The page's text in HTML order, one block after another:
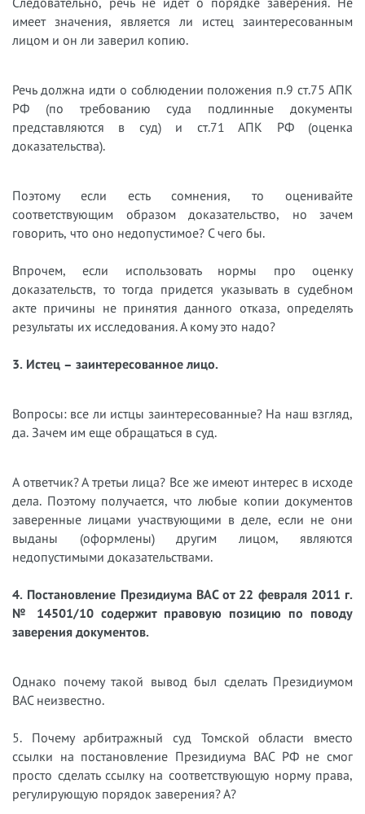
имеет значения, является ли истец заинтересованным
лицом и он ли заверил копию.
Речь должна идти о соблюдении положения п.9 ст.75 АПК
РФ (по требованию суда подлинные документы
представляются в суд) и ст.71 АПК РФ (оценка
доказательства).
Поэтому если есть сомнения, то оценивайте
соответствующим образом доказательство, но зачем
говорить, что оно недопустимое? С чего бы.
Впрочем, если использовать нормы про оценку
доказательств, то тогда придется указывать в судебном
акте причины не принятия данного отказа, определять
результаты их исследования. А кому это надо?
3. Истец – заинтересованное лицо.
Вопросы: все ли истцы заинтересованные? На наш взгляд,
да. Зачем им еще обращаться в суд.
А ответчик? А третьи лица? Все же имеют интерес в исходе
дела. Поэтому получается, что любые копии документов
заверенные лицами участвующими в деле, если не они
выданы (оформлены) другим лицом, являются
недопустимыми доказательствами.
4. Постановление Президиума ВАС от 22 февраля 2011 г.
№ 14501/10 содержит правовую позицию по поводу
заверения документов.
Однако почему такой вывод был сделать Президиумом
ВАС неизвестно.
5. Почему арбитражный суд Томской области вместо
ссылки на постановление Президиума ВАС РФ не смог
просто сделать ссылку на соответствующую норму права,
регулирующую порядок заверения? А?